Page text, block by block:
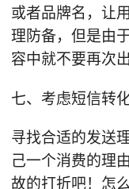
或者品牌名，让
理防备，但是由
容中就不要再次
七、考虑短信转
寻找合适的发送
己一个消费的理
故的打折吧！怎